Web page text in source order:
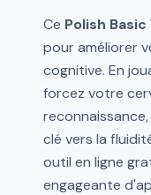
Ce Polish Basic
pour améliorer
cognitive. En
forcez votre
clé vers la
outil en ligne
engageante